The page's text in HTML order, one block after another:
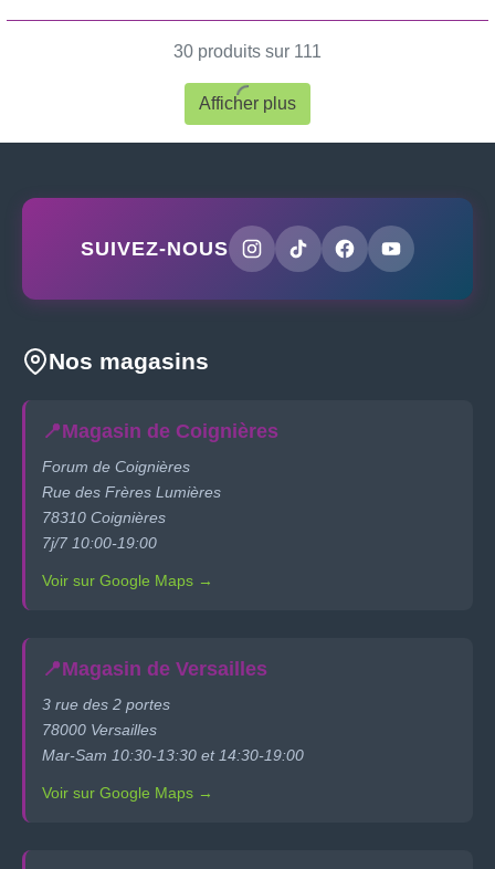
RTX 5070 - 32 Go
6E, Bluetooth - noir
30 produits sur 111
Afficher plus
SUIVEZ-NOUS
Nos magasins
📍Magasin de Coignières
Forum de Coignières
Rue des Frères Lumières
78310 Coignières
7j/7 10:00-19:00
Voir sur Google Maps →
📍Magasin de Versailles
3 rue des 2 portes
78000 Versailles
Mar-Sam 10:30-13:30 et 14:30-19:00
Voir sur Google Maps →